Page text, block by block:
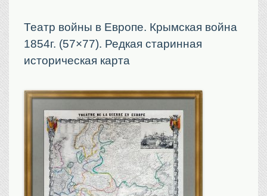
Портреты царской
Старинные планы городов
Санкт-Петербург
Прочие
Старинные карты
Российская империя
Европа
Мир
Театр войны в Европе. Крымская война
1854г. (57×77). Редкая старинная
историческая карта